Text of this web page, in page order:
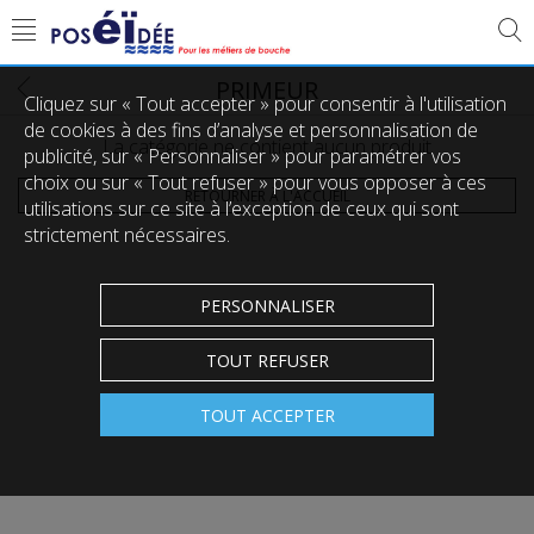
PRIMEUR
La catégorie ne contient aucun produit
RETOURNER À L'ACCUEIL
Cliquez sur « Tout accepter » pour consentir à l'utilisation
de cookies à des fins d’analyse et personnalisation de
publicité, sur « Personnaliser » pour paramétrer vos
choix ou sur « Tout refuser » pour vous opposer à ces
utilisations sur ce site à l’exception de ceux qui sont
strictement nécessaires.
PERSONNALISER
TOUT REFUSER
TOUT ACCEPTER